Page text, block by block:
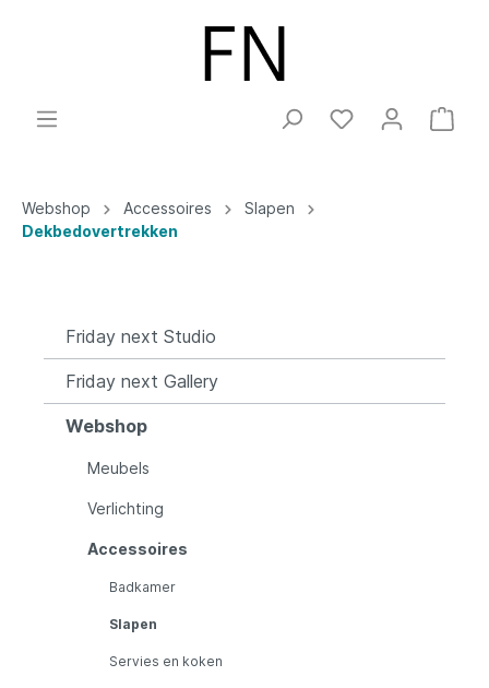
Webshop Accessoires
Slapen
Dekbedovertrekken
Friday next Studio
Friday next Gallery
Webshop
Meubels
Verlichting
Accessoires
Badkamer
Slapen
Servies en koken